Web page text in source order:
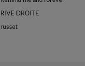
RIVE DROITE
russet